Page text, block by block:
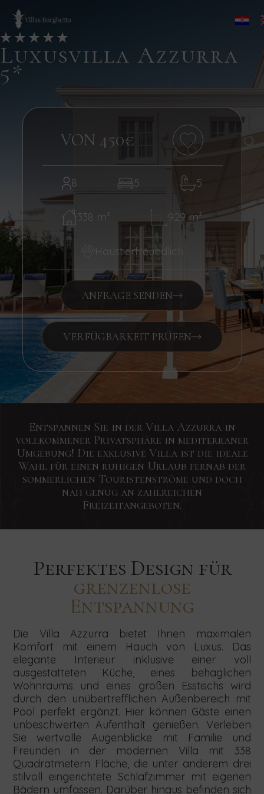
Luxusvilla Azzurra
5*
VON 450€
8 5 5
338 m² 929 m²
Haustierfreundlich
ANFRAGE SENDEN
VERFÜGBARKEIT PRÜFEN
Entspannen Sie in der Villa Azzurra in
vollkommener Privatsphäre in mediterraner
Umgebung! Die exklusive Villa ist die ideale
Wahl für einen ruhigen Urlaub fernab der
sommerlichen Touristenströme und doch
nah genug an zahlreichen
Freizeitangeboten.
Perfektes Design für
grenzenlose
Entspannung
Die Villa Azzurra bietet Ihnen maximalen
Komfort mit einem Hauch von Luxus. Das
elegante Interieur inklusive einer voll
ausgestatteten Küche, eines behaglichen
Wohnraums und eines großen Esstischs wird
durch den unübertrefflichen Außenbereich mit
Pool perfekt ergänzt. Hier können Gäste einen
unbeschwerten Aufenthalt genießen. Verleben
Sie wertvolle Augenblicke mit Familie und
Freunden in der modernen Villa mit 338
Quadratmetern Fläche, die unter anderem drei
stilvoll eingerichtete Schlafzimmer mit eigenen
Bädern umfassen. Darüber hinaus befinden sich
Klingt
interessant?
Das
freut
uns!
Kontaktieren
Sie
uns
noch
Melden
Sie
sich
für
unseren
Newsletter
an,
indem
Sie
Klingt
interessant?
Das
freut
uns!
Kontaktieren
Sie
uns
noch
heute
Senden
Sie
uns
Ihre
Anfrage
bezüglich
Concierge-
Services,
indem
Sie
das
untenstehende
Formular
Klingt
interessant?
Das
freut
uns!
Kontaktieren
Sie
uns
noch
Suchen
Startdatum
Enddatum
Personensahl
SUCHEN
Senden
Sie
uns
Ihre
Anfrage
bezüglich
Kleine
Hochzeiten,
indem
Sie
das
untenstehende
Formular
Senden
Sie
uns
Ihre
Anfrage
bezüglich
Teambuilding,
indem
Sie
das
untenstehende
Formular
ausfüllen.